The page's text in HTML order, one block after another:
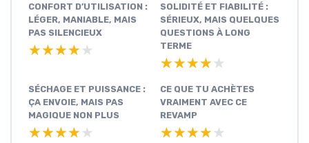
CONFORT D’UTILISATION :
LÉGER, MANIABLE, MAIS
PAS SILENCIEUX
★★★★★
★★★★★
SOLIDITÉ ET FIABILITÉ :
SÉRIEUX, MAIS QUELQUES
QUESTIONS À LONG
TERME
★★★★★
★★★★★
SÉCHAGE ET PUISSANCE :
ÇA ENVOIE, MAIS PAS
MAGIQUE NON PLUS
★★★★★
★★★★★
CE QUE TU ACHÈTES
VRAIMENT AVEC CE
REVAMP
★★★★★
★★★★★